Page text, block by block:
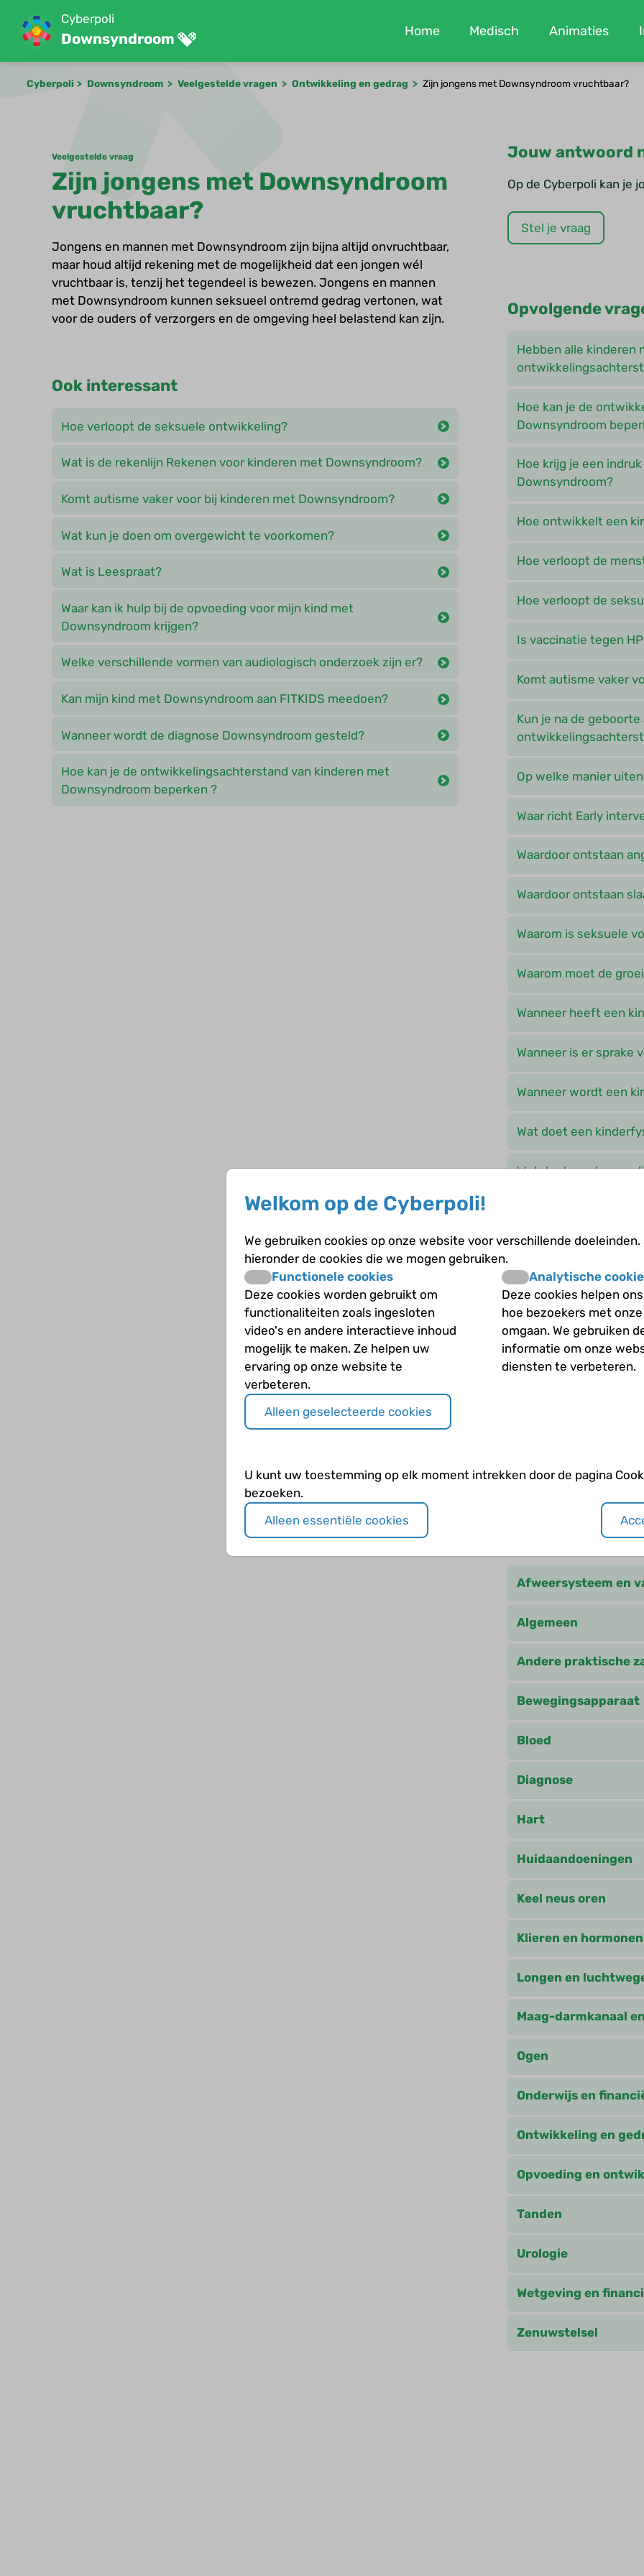
Cyberpoli
Downsyndroom Home Medisch Animaties
Cyberpoli Downsyndroom Veelgestelde vragen Ontwikkeling en gedrag Zijn jongens met Downsyndroom vruchtbaar?
Veelgestelde vraag
Zijn jongens met Downsyndroom
vruchtbaar?
Jongens en mannen met Downsyndroom zijn bijna altijd onvruchtbaar,
maar houd altijd rekening met de mogelijkheid dat een jongen wél
vruchtbaar is, tenzij het tegendeel is bewezen. Jongens en mannen
met Downsyndroom kunnen seksueel ontremd gedrag vertonen, wat
voor de ouders of verzorgers en de omgeving heel belastend kan zijn.
Ook interessant
Hoe verloopt de seksuele ontwikkeling?
Wat is de rekenlijn Rekenen voor kinderen met Downsyndroom?
Komt autisme vaker voor bij kinderen met Downsyndroom?
Wat kun je doen om overgewicht te voorkomen?
Wat is Leespraat?
Waar kan ik hulp bij de opvoeding voor mijn kind met
Downsyndroom krijgen?
Welke verschillende vormen van audiologisch onderzoek zijn er?
Kan mijn kind met Downsyndroom aan FITKIDS meedoen?
Wanneer wordt de diagnose Downsyndroom gesteld?
Hoe kan je de ontwikkelingsachterstand van kinderen met
Downsyndroom beperken ?
Jouw antwoord
Op de Cyberpoli kan je
Stel je vraag
Opvolgende
Hebben alle kinderen
Hoe kan je de
Downsyndroom
Hoe krijg je een
Downsyndroom?
Hoe ontwikkelt een
Hoe verloopt de
Hoe verloopt de
Is vaccinatie tegen
Komt autisme vaker
Kun je na de
Op welke manier
Waar richt Early
Waardoor ontstaan
Waardoor ontstaan
Waarom is seksuele
Waarom moet de
Wanneer heeft een
Wanneer is er sprake
Wanneer wordt een
Wat doet een
Wat doet een
Wat is early
Wat zijn
Welke medische
wordt aanbevolen?
Andere
Afweersysteem en
Algemeen
Andere praktische
Bewegingsapparaat
Bloed
Diagnose
Hart
Huidaandoeningen
Keel neus oren
Klieren en hormonen
Longen en
Maag-darmkanaal
Ogen
Onderwijs en
Ontwikkeling en
Opvoeding en
Tanden
Urologie
Wetgeving en
Zenuwstelsel
Welkom op de Cyberpoli!
We gebruiken cookies op onze website voor verschillende
hieronder de cookies die we mogen gebruiken.
Functionele cookies
Deze cookies worden gebruikt om
functionaliteiten zoals ingesloten
video's en andere interactieve inhoud
mogelijk te maken. Ze helpen uw
ervaring op onze website te
verbeteren.
Analytische
Deze cookies helpen
hoe bezoekers met
omgaan. We gebruiken
informatie om onze
diensten te verbeteren.
Alleen geselecteerde cookies
U kunt uw toestemming op elk moment intrekken door de pagina
bezoeken.
Alleen essentiële cookies